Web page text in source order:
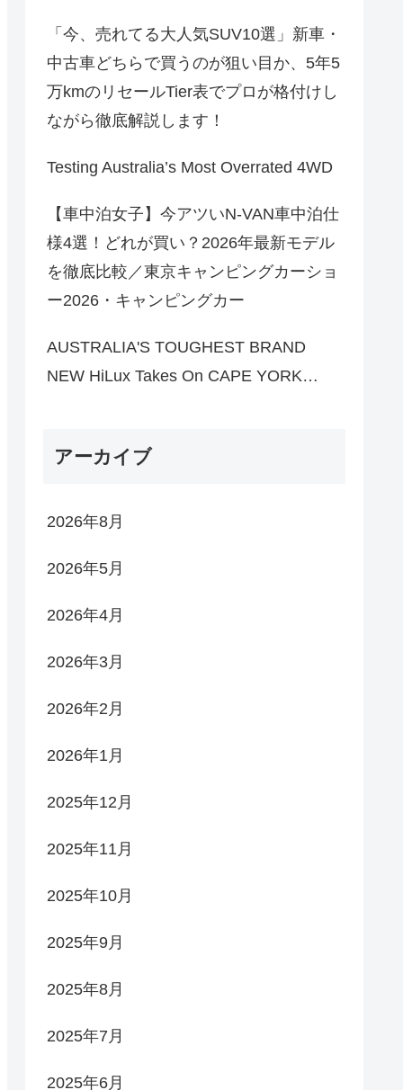
「今、売れてる大人気SUV10選」新車・
中古車どちらで買うのが狙い目か、5年5
万kmのリセールTier表でプロが格付けし
ながら徹底解説します！
Testing Australia’s Most Overrated 4WD
【車中泊女子】今アツいN-VAN車中泊仕
様4選！どれが買い？2026年最新モデル
を徹底比較／東京キャンピングカーショ
ー2026・キャンピングカー
AUSTRALIA'S TOUGHEST BRAND
NEW HiLux Takes On CAPE YORK…
アーカイブ
2026年8月
2026年5月
2026年4月
2026年3月
2026年2月
2026年1月
2025年12月
2025年11月
2025年10月
2025年9月
2025年8月
2025年7月
2025年6月